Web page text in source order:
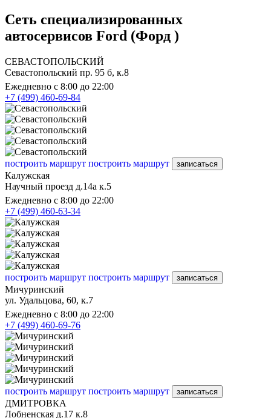
Сеть специализированных
автосервисов Ford (Форд )
СЕВАСТОПОЛЬСКИЙ
Севастопольский пр. 95 б, к.8
Ежедневно с 8:00 до 22:00
+7 (499) 460-69-84
построить маршрут построить маршрут записаться
Калужская
Научный проезд д.14а к.5
Ежедневно с 8:00 до 22:00
+7 (499) 460-63-34
построить маршрут построить маршрут записаться
Мичуринский
ул. Удальцова, 60, к.7
Ежедневно с 8:00 до 22:00
+7 (499) 460-69-76
построить маршрут построить маршрут записаться
ДМИТРОВКА
Лобненская д.17 к.8